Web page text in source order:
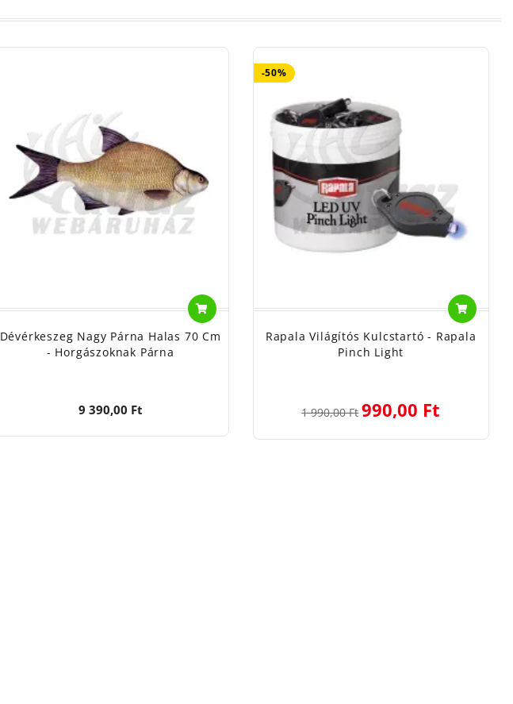
Dévérkeszeg Nagy Párna Halas 70 Cm
- Horgászoknak Párna
9 390,00 Ft
-50%
Rapala Világítós Kulcstartó - Rapala
Pinch Light
1 990,00 Ft 990,00 Ft